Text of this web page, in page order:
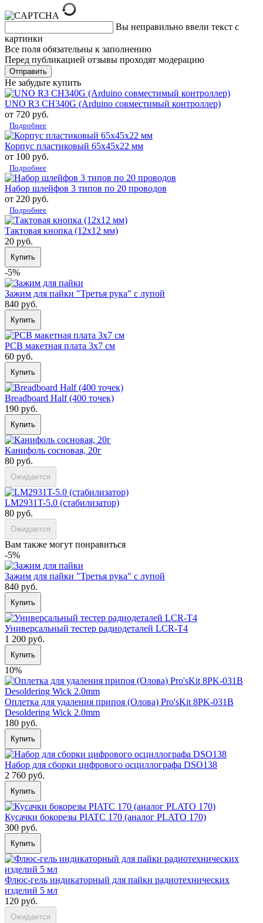
Вы неправильно ввели текст с
картинки
Все поля обязательны к заполнению
Перед публикацией отзывы проходят модерацию
Не забудьте купить
UNO R3 CH340G (Arduino совместимый контроллер)
от 720 руб.
Подробнее
Корпус пластиковый 65х45х22 мм
от 100 руб.
Подробнее
Набор шлейфов 3 типов по 20 проводов
от 220 руб.
Подробнее
Тактовая кнопка (12х12 мм)
20 руб.
Купить
-5%
Зажим для пайки "Третья рука" с лупой
840 руб.
Купить
PCB макетная плата 3х7 см
60 руб.
Купить
Breadboard Half (400 точек)
190 руб.
Купить
Канифоль сосновая, 20г
80 руб.
Ожидается
LM2931T-5.0 (стабилизатор)
80 руб.
Ожидается
Вам также могут понравиться
-5%
Зажим для пайки "Третья рука" с лупой
840 руб.
Купить
Универсальный тестер радиодеталей LCR-T4
1 200 руб.
Купить
10%
Оплетка для удаления припоя (Олова) Pro'sKit 8PK-031B
Desoldering Wick 2.0mm
180 руб.
Купить
Набор для сборки цифрового осциллографа DSO138
2 760 руб.
Купить
Кусачки бокорезы PIATC 170 (аналог PLATO 170)
300 руб.
Купить
Флюс-гель индикаторный для пайки радиотехнических
изделий 5 мл
120 руб.
Ожидается